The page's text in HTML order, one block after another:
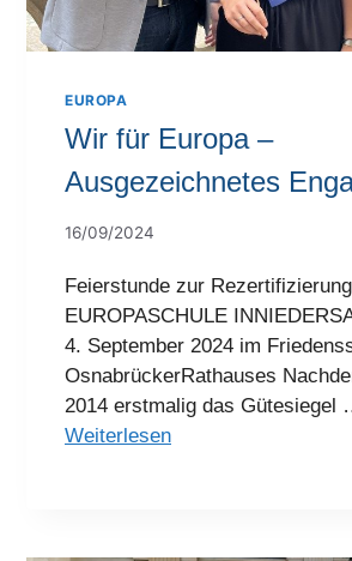
EUROPA
Wir für Europa –
Ausgezeichnetes
16/09/2024
Feierstunde zur Rezertifizierung
EUROPASCHULE
4. September 2024 im
OsnabrückerRathauses
2014 erstmalig das Gütesiegel
Weiterlesen